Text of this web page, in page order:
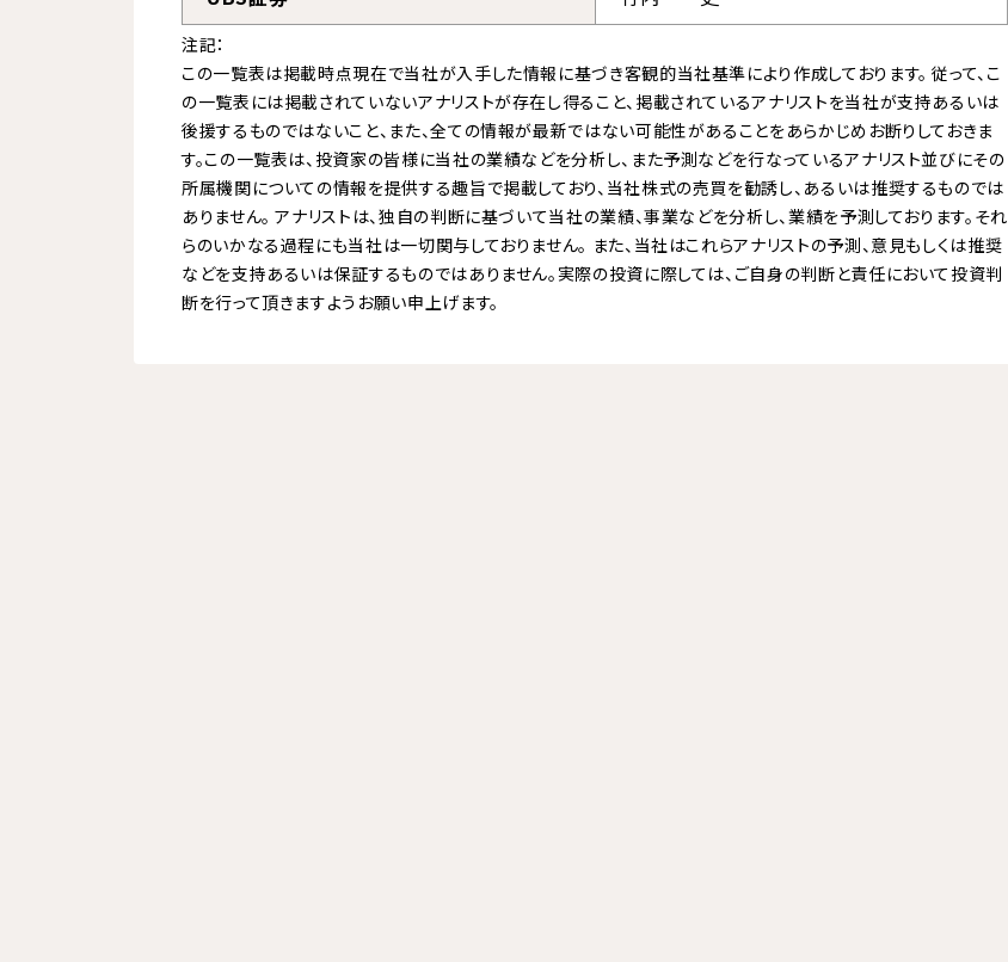
注記：
この一覧表は掲載時点現在で当社が入手した情報に基づき客観的当社基準により作成しております。 従って、こ
の一覧表には掲載されていないアナリストが存在し得ること、掲載されているアナリストを当社が支持あるいは
後援するものではないこと、また、全ての情報が最新ではない可能性があることをあらかじめお断りしておきま
す。この一覧表は、投資家の皆様に当社の業績などを分析し、また予測などを行なっているアナリスト並びにその
所属機関についての情報を提供する趣旨で掲載しており、当社株式の売買を勧誘し、あるいは推奨するものでは
ありません。 アナリストは、独自の判断に基づいて当社の業績、事業などを分析し、業績を予測しております。それ
らのいかなる過程にも当社は一切関与しておりません。 また、当社はこれらアナリストの予測、意見もしくは推奨
などを支持あるいは保証するものではありません。実際の投資に際しては、ご自身の判断と責任において投資判
断を行って頂きますようお願い申上げます。